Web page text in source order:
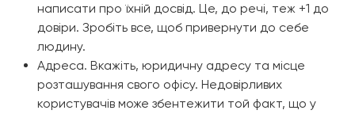
написати про їхній досвід. Це, до речі, теж +1 до
довіри. Зробіть все, щоб привернути до себе
людину.
Адреса. Вкажіть, юридичну адресу та місце
розташування свого офісу. Недовірливих
користувачів може збентежити той факт, що у